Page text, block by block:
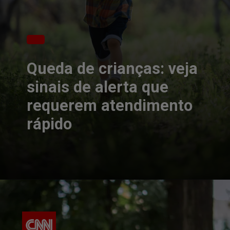
Queda de crianças: veja
sinais de alerta que
requerem atendimento
rápido